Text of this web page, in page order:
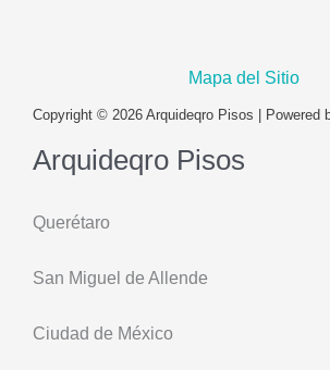
Mapa del Sitio
Copyright © 2026 Arquideqro Pisos | Powered
Arquideqro Pisos
Querétaro
San Miguel de Allende
Ciudad de México